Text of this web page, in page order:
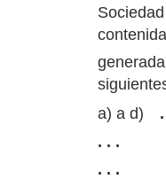
a) a d)
. . .
. . .